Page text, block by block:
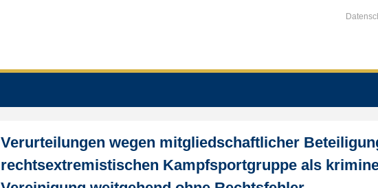
Verurteilungen wegen mitgliedschaftlicher
rechtsextremistischen Kampfsportgruppe als